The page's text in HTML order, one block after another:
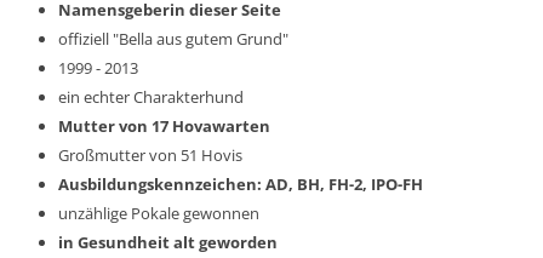
Namensgeberin dieser Seite
offiziell "Bella aus gutem Grund"
1999 - 2013
ein echter Charakterhund
Mutter von 17 Hovawarten
Großmutter von 51 Hovis
Ausbildungskennzeichen: AD, BH, FH-2, IPO-FH
unzählige Pokale gewonnen
in Gesundheit alt geworden